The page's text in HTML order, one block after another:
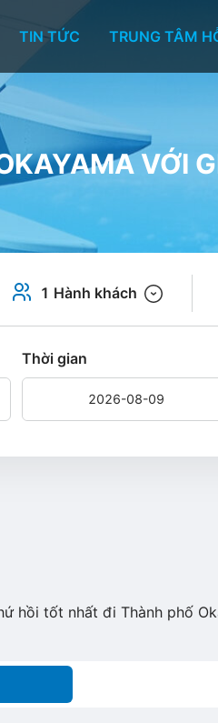
TIN TỨC TRUNG TÂM
VỚI
1 Hành khách
Thời gian
hồi tốt nhất đi Thành phố